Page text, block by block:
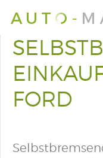
FORD